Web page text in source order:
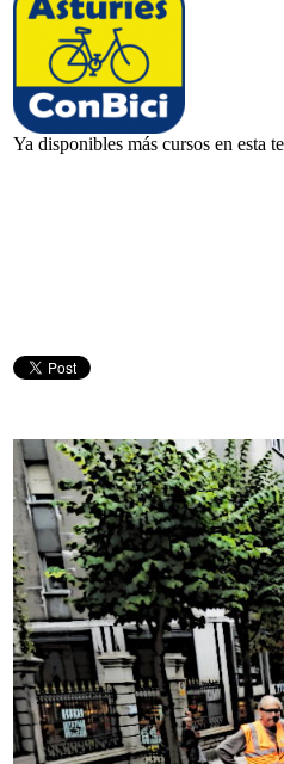
Ya disponibles más cursos en esta